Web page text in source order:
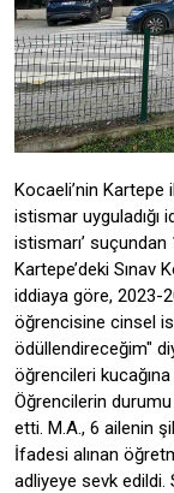
Kocaeli’nin
istismar uyguladığı
istismarı’ suçundan
Kartepe’deki Sınav
iddiaya göre, 2023-
öğrencisine cinsel
ödüllendireceğim"
öğrencileri
Öğrencilerin
etti. M.A., 6 ailenin
İfadesi alınan
adliyeye sevk edildi.